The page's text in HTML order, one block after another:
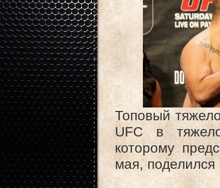
Топовый
UFC в
которому
мая, поделился